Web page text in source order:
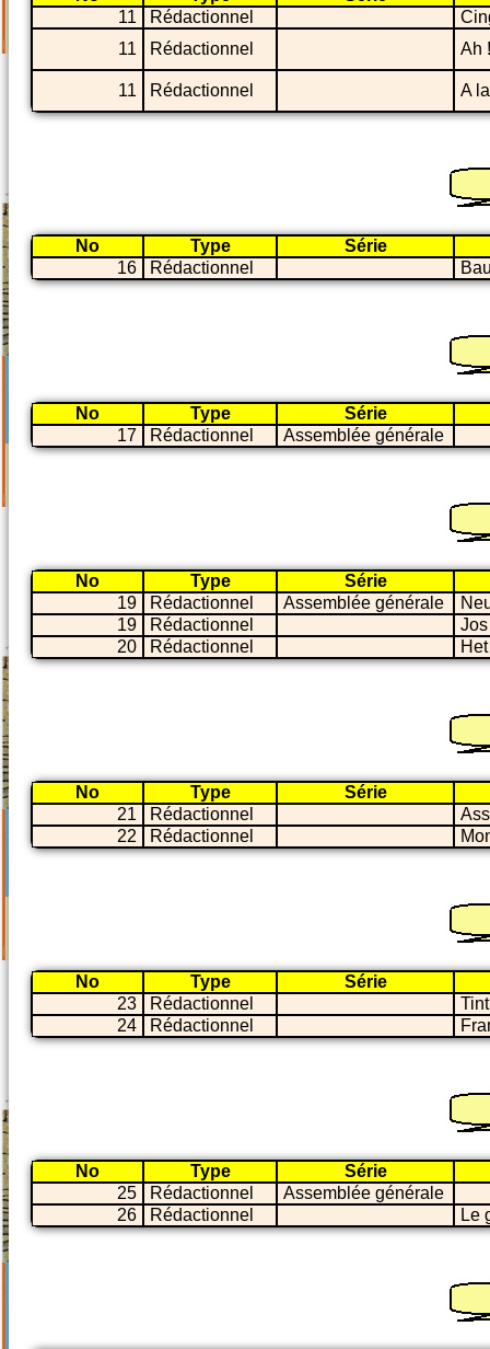
11
Rédactionnel
11
Rédactionnel Ah
11 Rédactionnel A
No Type
Série
16
Rédactionnel
No Type
Série
17
Rédactionnel Assemblée générale
No Type
Série
19
Rédactionnel Assemblée générale
19
Rédactionnel
20
Rédactionnel
No Type
Série
21
Rédactionnel
22
Rédactionnel
No Type
Série
23
Rédactionnel
24
Rédactionnel
No Type
Série
25
Rédactionnel
Assemblée générale
26
Rédactionnel Le